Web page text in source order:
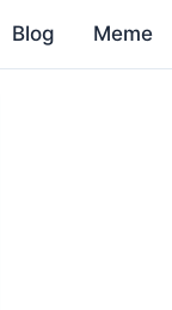
Blog Meme